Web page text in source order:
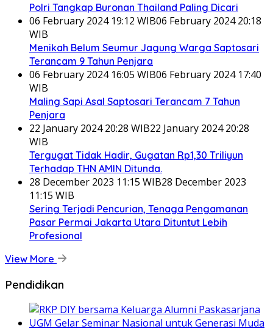
Polri Tangkap Buronan Thailand Paling Dicari
06 February 2024 19:12 WIB06 February 2024 20:18
WIB
Menikah Belum Seumur Jagung Warga Saptosari
Terancam 9 Tahun Penjara
06 February 2024 16:05 WIB06 February 2024 17:40
WIB
Maling Sapi Asal Saptosari Terancam 7 Tahun
Penjara
22 January 2024 20:28 WIB22 January 2024 20:28
WIB
Tergugat Tidak Hadir, Gugatan Rp1,30 Triliyun
Terhadap THN AMIN Ditunda.
28 December 2023 11:15 WIB28 December 2023
11:15 WIB
Sering Terjadi Pencurian, Tenaga Pengamanan
Pasar Permai Jakarta Utara Dituntut Lebih
Profesional
View More
Pendidikan